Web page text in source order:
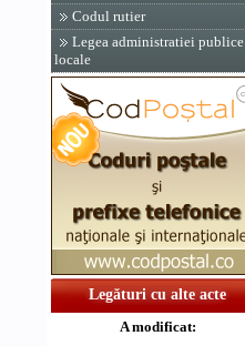
Codul rutier
Legea administratiei publice
locale
Legături cu alte acte
A modificat: